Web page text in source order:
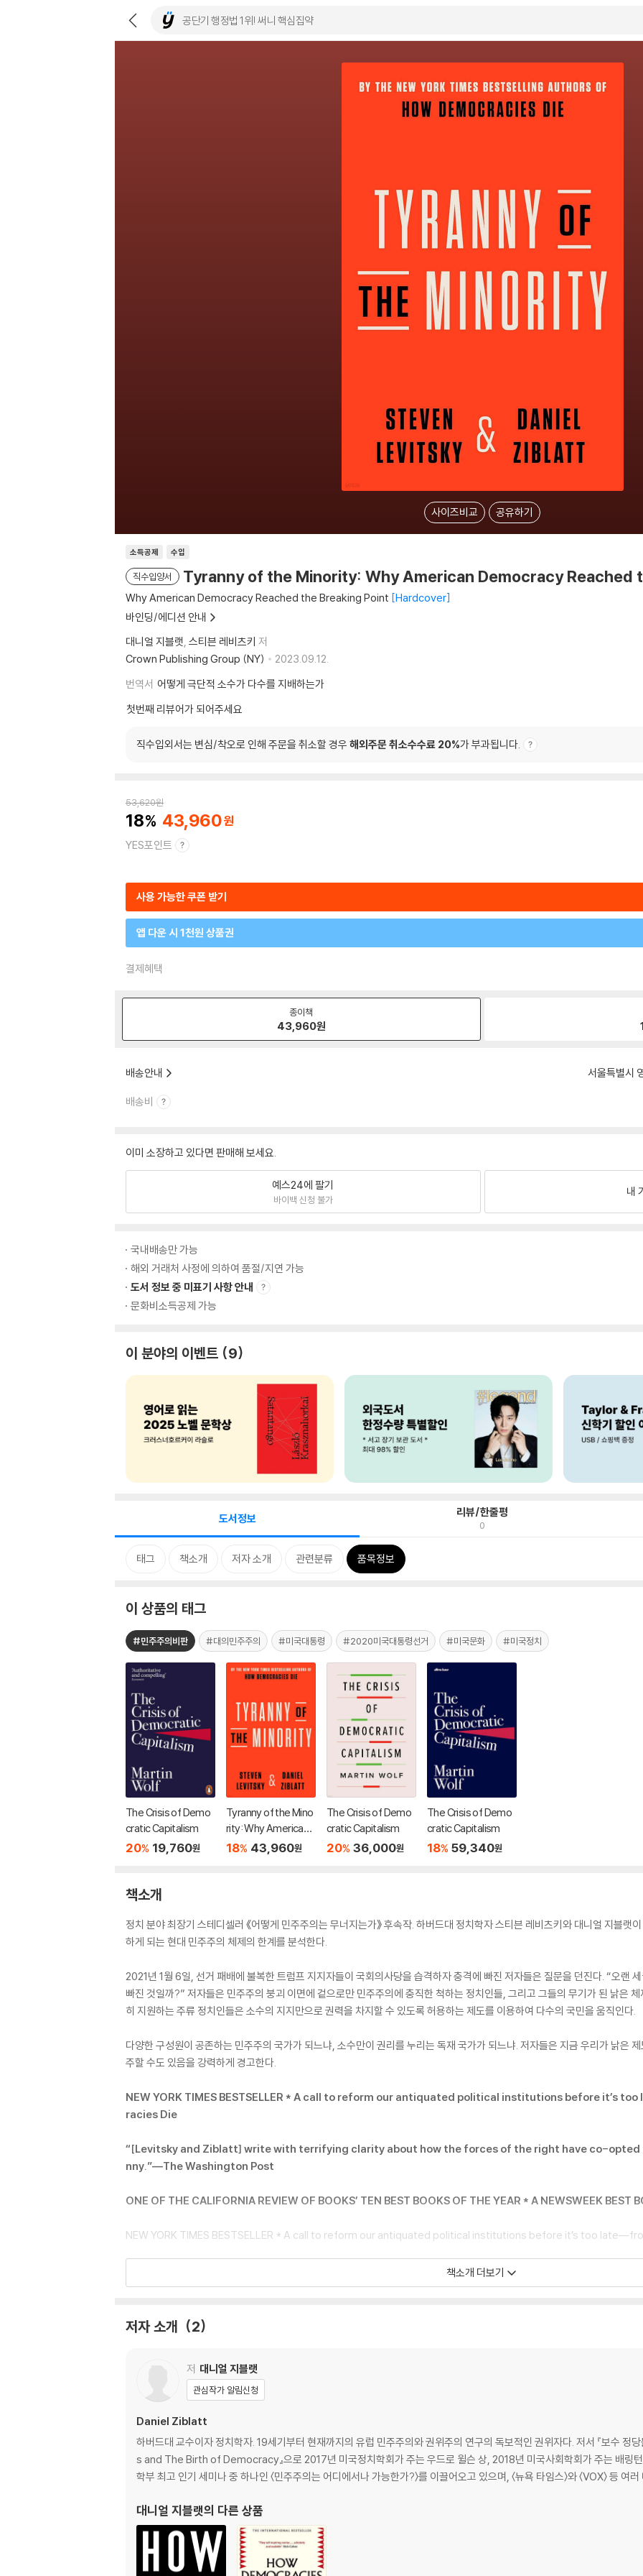
사이즈비교 공유하기
소득공제 수입
직수입양서 Tyranny of the Minority: Why American Democracy Reached
Why American Democracy Reached the Breaking Point Hardcover
바인딩/에디션 안내
대니얼 지블랫 스티븐 레비츠키 저
Crown Publishing Group (NY)
2023.09.12.
번역서 어떻게 극단적 소수가 다수를 지배하는가
첫번째 리뷰어가 되어주세요
직수입외서는 변심/착오로 인해 주문을 취소할 경우 해외주문 취소수수료 20%가 부과됩니다.
53,620원
18 43,960
YES포인트
사용 가능한 쿠폰 받기
앱 다운 시 1천원 상품권
결제혜택
종이책
43,960원
배송안내 서울특별시
배송비
이미 소장하고 있다면 판매해 보세요.
예스24에 팔기
바이백 신청 불가
내
국내배송만 가능
해외 거래처 사정에 의하여 품절/지연 가능
도서 정보 중 미표기 사항 안내
문화비소득공제 가능
이 분야의 이벤트 9
도서정보 리뷰/한줄평
0
태그 책소개 저자 소개 관련분류 품목정보
이 상품의 태그
#민주주의비판 #대의민주주의 #미국대통령 #2020미국대통령선거 #미국문화 #미국정치
The Crisis of Demo
cratic Capitalism
20% 19,760원
Tyranny of the Mino
rity: Why American
Democracy Reache
18% 43,960원
The Crisis of Demo
cratic Capitalism
20% 36,000원
The Crisis of Demo
cratic Capitalism
18% 59,340원
책소개
정치 분야 최장기 스테디셀러 《어떻게 민주주의는 무너지는가》 후속작. 하버드대 정치학자 스티븐 레비츠키와 대니얼 지블랫
하게 되는 현대 민주주의 체제의 한계를 분석한다.
2021년 1월 6일, 선거 패배에 불복한 트럼프 지지자들이 국회의사당을 습격하자 충격에 빠진 저자들은 질문을 던진다. “오랜
빠진 것일까?” 저자들은 민주주의 붕괴 이면에 겉으로만 민주주의에 충직한 척하는 정치인들, 그리고 그들의 무기가 된 낡은
히 지원하는 주류 정치인들은 소수의 지지만으로 권력을 차지할 수 있도록 허용하는 제도를 이용하여 다수의 국민을 움직인다.
다양한 구성원이 공존하는 민주주의 국가가 되느냐, 소수만이 권리를 누리는 독재 국가가 되느냐. 저자들은 지금 우리가 낡은
주할 수도 있음을 강력하게 경고한다.
NEW YORK TIMES BESTSELLER * A call to reform our antiquated political institutions before it’s
racies Die
“[Levitsky and Ziblatt] write with terrifying clarity about how the forces of the right have co-
nny.”―The Washington Post
ONE OF THE CALIFORNIA REVIEW OF BOOKS’ TEN BEST BOOKS OF THE YEAR * A NEWSWEEK BEST
NEW YORK TIMES BESTSELLER * A call to reform our antiquated political institutions before it’s too
“[Levitsky and Ziblatt] write with terrifying clarity about how the forces of the right have co-opted the
Washington Post
ONE OF THE CALIFORNIA REVIEW OF BOOKS’ TEN BEST BOOKS OF THE YEAR * A NEWSWEEK BEST BOOK OF
책소개 더보기
저자 소개 2
저 대니얼 지블랫
관심작가 알림신청
Daniel Ziblatt
하버드대 교수이자 정치학자. 19세기부터 현재까지의 유럽 민주주의와 권위주의 연구의 독보적인 권위자다. 저서 『보수
s and The Birth of Democracy』으로 2017년 미국정치학회가 주는 우드로 윌슨 상, 2018년 미국사회학회가 주는 배링턴
학부 최고 인기 세미나 중 하나인 〈민주주의는 어디에서나 가능한가?〉를 이끌어오고 있으며, 〈뉴욕 타임스〉와 〈VOX〉 등 여
대니얼 지블랫의 다른 상품